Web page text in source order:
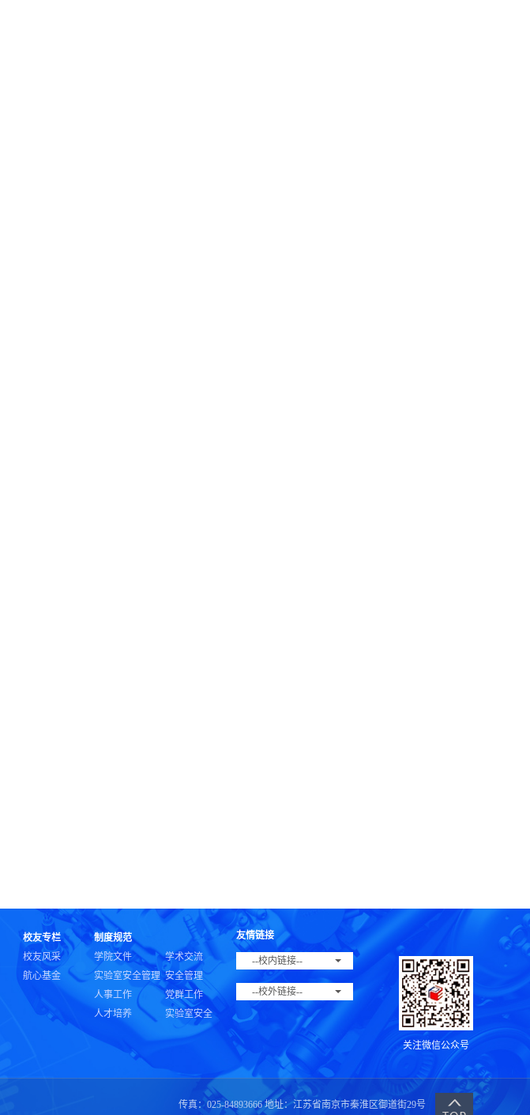
校友专栏
校友风采
航心基金
制度规范
学院文件
实验室安全管理
人事工作
人才培养
学术交流
安全管理
党群工作
实验室安全
友情链接
--校内链接--
--校外链接--
关注微信公众号
传真：025-84893666 地址：江苏省南京市秦淮区御道街29号